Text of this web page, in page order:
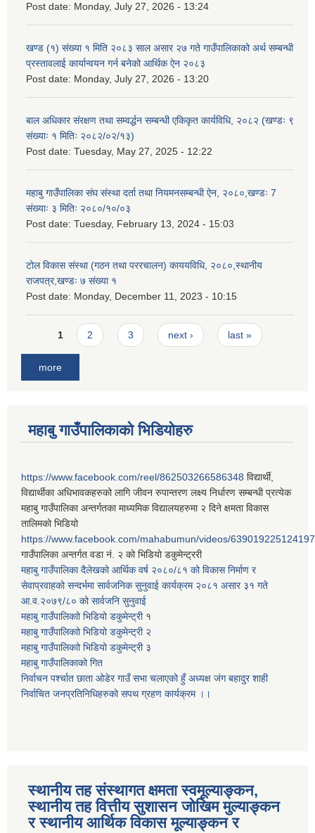
Post date: Monday, July 27, 2026 - 13:24
खण्ड (१) संख्या १ मिति २०८३ साल असार २७ गते गाउँपालिकाको अर्थ सम्बन्धी
प्रस्तावलाई कार्यान्वयन गर्न बनेको आर्थिक ऐन २०८३
Post date: Monday, July 27, 2026 - 13:20
बाल अधिकार संरक्षण तथा सम्वर्द्धन सम्बन्धी एकिकृत कार्यविधि, २०८२ (खण्डः ९
संख्याः १ मितिः २०८२/०२/१३)
Post date: Tuesday, May 27, 2025 - 12:22
महाबु गाउँपालिका संघ संस्था दर्ता तथा नियमनसम्बन्धी ऐन, २०८०,खण्डः 7
संख्याः ३ मितिः २०८०/१०/०३
Post date: Tuesday, February 13, 2024 - 15:03
टोल विकास संस्था (गठन तथा पररचालन) काययविधि, २०८०,स्थानीय
राजपत्र,खण्डः ७ संख्या १
Post date: Monday, December 11, 2023 - 10:15
Pages
1 2 3 next › last »
more
महाबु गाउँपालिकाको भिडियोहरु
https://www.facebook.com/reel/862503266586348 विद्यार्थी,
विद्यार्थीका अधिभावकहरुको लागि जीवन रुपान्तरण लक्ष्य निर्धारण सम्बन्धी प्रत्येक
महाबु गाउँपालिका अन्तर्गतका माध्यमिक विद्यालयहरुमा २ दिने क्षमता विकास
तालिमको भिडियो
https://www.facebook.com/mahabumun/videos/639019225124197
गाउँपालिका अन्तर्गत वडा नं. २ को भिडियो डकुमेन्ट्ररी
महाबु गाउँपालिका दैलेखको आर्थिक वर्ष २०८०/८१ को विकास निर्माण र
सेवाप्रवाहको सन्दर्भमा सार्वजनिक सुनुवाई कार्यक्रम २०८१ असार ३१ गते
आ.व.२०७९/८० को सार्वजनि सुनुवाई
महाबु गाउँपालिकाो भिडियो डकुमेन्ट्री १
महाबु गाउँपालिकाो भिडियो डकुमेन्ट्री २
महाबु गाउँपालिकाो भिडियो डकुमेन्ट्री ३
महाबु गाउँपालिकाको गित
निर्वाचन पर्श्चात छाता ओडेर गाउँ सभा चलाएको हुँ अध्यक्ष जंग बहादुर शाही
निर्वाचित जनप्रतिनिधिहरुको सपथ ग्रहण कार्यक्रम ।।
स्थानीय तह संस्थागत क्षमता स्वमूल्याङ्कन,
स्थानीय तह वित्तीय सुशासन जोखिम मुल्याङ्कन
र स्थानीय आर्थिक विकास मूल्याङ्कन र